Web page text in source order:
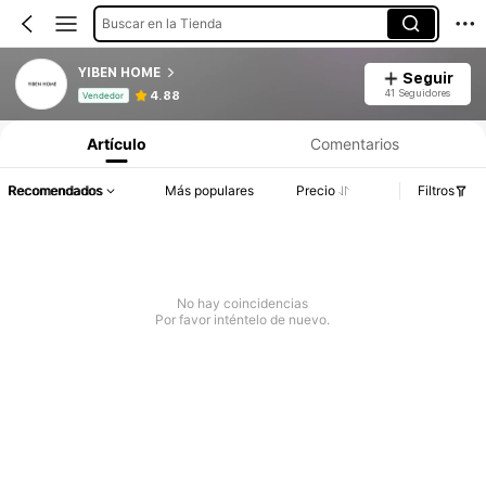
Buscar en la Tienda
YIBEN HOME
Vendedor 4.88
Seguir
41 Seguidores
Artículo Comentarios
Recomendados Más populares Precio Filtros
No hay coincidencias
Por favor inténtelo de nuevo.